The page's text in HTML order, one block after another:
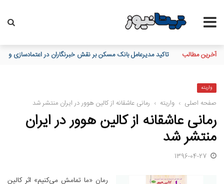
آخرین مطالب تاکید مدیرعامل بانک مسکن بر نقش خبرنگاران در اعتمادسازی و
واریته
صفحه اصلی › واریته › رمانی عاشقانه از کالین هوور در ایران منتشر شد
رمانی عاشقانه از کالین هوور در ایران
منتشر شد
1396-04-27
رمان «ما تمامش می‌کنیم» اثر کالین